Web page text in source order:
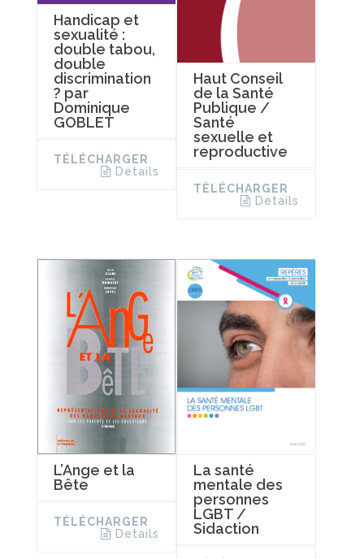
Handicap et
sexualité :
double tabou,
double
discrimination
? par
Dominique
GOBLET
TÉLÉCHARGER
Details
Haut Conseil
de la Santé
Publique /
Santé
sexuelle et
reproductive
TÉLÉCHARGER
Details
L’Ange et la
Bête
TÉLÉCHARGER
Details
La santé
mentale des
personnes
LGBT /
Sidaction